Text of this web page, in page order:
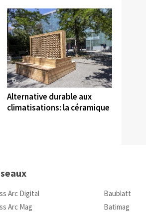
©
Alternative durable aux
climatisations: la céramique
Arc Digital
Arc Mag
Baublatt
Batimag